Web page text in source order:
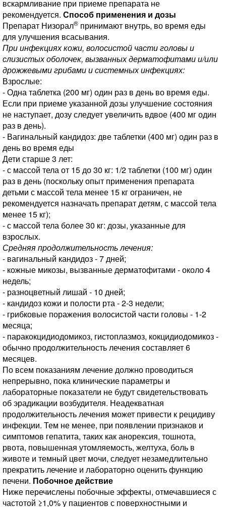
вскармливание при приеме препарата не
рекомендуется. Способ применения и дозы
Препарат Низорал® принимают внутрь, во время еды
для улучшения всасывания.
При инфекциях кожи, волосистой части головы и
слизистых оболочек, вызванных дерматофитами и/или
дрожжевыми грибами и системных инфекциях:
Взрослые:
- Одна таблетка (200 мг) один раз в день во время еды.
Если при приеме указанной дозы улучшение состояния
не наступает, дозу следует увеличить вдвое (400 мг один
раз в день).
- Вагинальный кандидоз: две таблетки (400 мг) один раз в
день во время еды
Дети старше 3 лет:
- с массой тела от 15 до 30 кг: 1/2 таблетки (100 мг) один
раз в день (поскольку опыт применения препарата
детьми с массой тела менее 15 кг ограничен, не
рекомендуется назначать препарат детям, с массой тела
менее 15 кг);
- с массой тела более 30 кг: дозы, указанные для
взрослых.
Средняя продолжительность лечения:
- вагинальный кандидоз - 7 дней;
- кожные микозы, вызванные дерматофитами - около 4
недель;
- разноцветный лишай - 10 дней;
- кандидоз кожи и полости рта - 2-3 недели;
- грибковые поражения волосистой части головы - 1-2
месяца;
- паракокцидиодомикоз, гистоплазмоз, кокцидиодомикоз -
обычно продолжительность лечения составляет 6
месяцев.
По всем показаниям лечение должно проводиться
непрерывно, пока клинические параметры и
лабораторные показатели не будут свидетельствовать
об эрадикации возбудителя. Неадекватная
продолжительность лечения может привести к рецидиву
инфекции. Тем не менее, при появлении признаков и
симптомов гепатита, таких как анорексия, тошнота,
рвота, повышенная утомляемость, желтуха, боль в
животе и темный цвет мочи, следует незамедлительно
прекратить лечение и лабораторно оценить функцию
печени. Побочное действие
Ниже перечислены побочные эффекты, отмечавшиеся с
частотой ≥1,0% у пациентов с поверхностными и